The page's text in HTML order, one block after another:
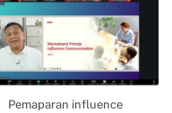
Pemaparan influence